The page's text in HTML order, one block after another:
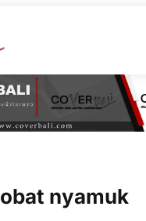
obat nyamuk